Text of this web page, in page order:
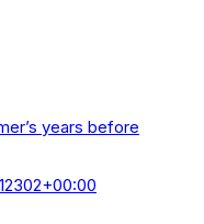
years before